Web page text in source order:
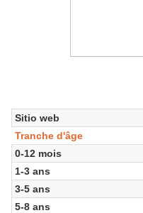
Sitio web
Tranche d'âge
0-12 mois
1-3 ans
3-5 ans
5-8 ans